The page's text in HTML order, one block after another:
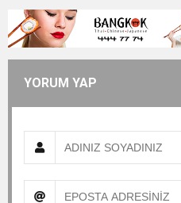
YORUM YAP